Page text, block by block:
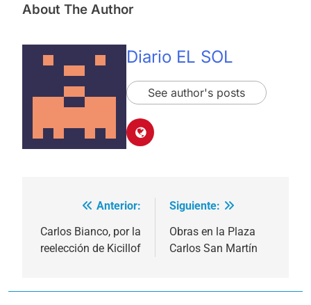
About The Author
Diario EL SOL
See author's posts
Navegación
de
Anterior:
Carlos Bianco, por la
reelección de Kicillof
Siguiente:
Obras en la Plaza
Carlos San Martín